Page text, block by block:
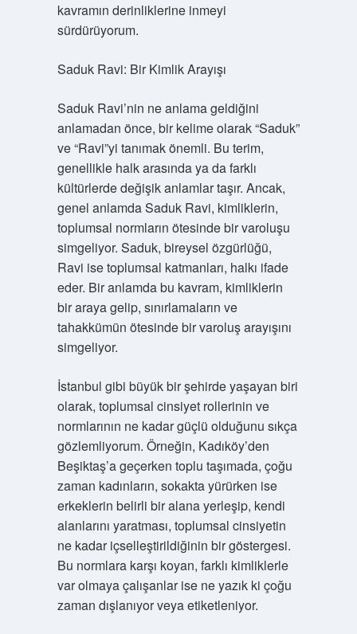
kavramın derinliklerine inmeyi
sürdürüyorum.
Saduk Ravi: Bir Kimlik Arayışı
Saduk Ravi’nin ne anlama geldiğini
anlamadan önce, bir kelime olarak “Saduk”
ve “Ravi”yi tanımak önemli. Bu terim,
genellikle halk arasında ya da farklı
kültürlerde değişik anlamlar taşır. Ancak,
genel anlamda Saduk Ravi, kimliklerin,
toplumsal normların ötesinde bir varoluşu
simgeliyor. Saduk, bireysel özgürlüğü,
Ravi ise toplumsal katmanları, halkı ifade
eder. Bir anlamda bu kavram, kimliklerin
bir araya gelip, sınırlamaların ve
tahakkümün ötesinde bir varoluş arayışını
simgeliyor.
İstanbul gibi büyük bir şehirde yaşayan biri
olarak, toplumsal cinsiyet rollerinin ve
normlarının ne kadar güçlü olduğunu sıkça
gözlemliyorum. Örneğin, Kadıköy’den
Beşiktaş’a geçerken toplu taşımada, çoğu
zaman kadınların, sokakta yürürken ise
erkeklerin belirli bir alana yerleşip, kendi
alanlarını yaratması, toplumsal cinsiyetin
ne kadar içselleştirildiğinin bir göstergesi.
Bu normlara karşı koyan, farklı kimliklerle
var olmaya çalışanlar ise ne yazık ki çoğu
zaman dışlanıyor veya etiketleniyor.